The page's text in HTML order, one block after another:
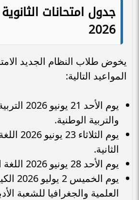
جدول امتحانات
2026
يخوض طلاب النظام الجديد
المواعيد التالية:
يوم الأحد 21
والتربية الوطنية.
يوم
الثانية.
يوم الأحد 28 يونيو 2026 اللغة العربية.
يوم
العلمية والجغرافيا للشعبة